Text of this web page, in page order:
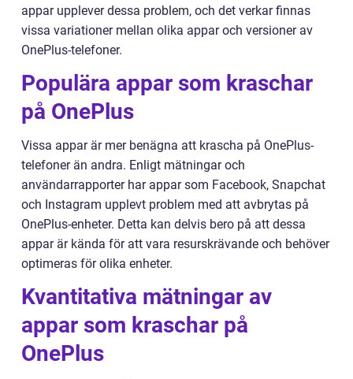
appar upplever dessa problem, och det verkar finnas
vissa variationer mellan olika appar och versioner av
OnePlus-telefoner.
Populära appar som kraschar
på OnePlus
Vissa appar är mer benägna att krascha på OnePlus-
telefoner än andra. Enligt mätningar och
användarrapporter har appar som Facebook, Snapchat
och Instagram upplevt problem med att avbrytas på
OnePlus-enheter. Detta kan delvis bero på att dessa
appar är kända för att vara resurskrävande och behöver
optimeras för olika enheter.
Kvantitativa mätningar av
appar som kraschar på
OnePlus